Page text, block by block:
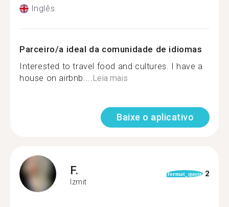
Inglês
Parceiro/a ideal da comunidade de idiomas
Interested to travel food and cultures. I have a
house on airbnb....Leia mais
Baixe o aplicativo
F.
Izmit
format_quote 2